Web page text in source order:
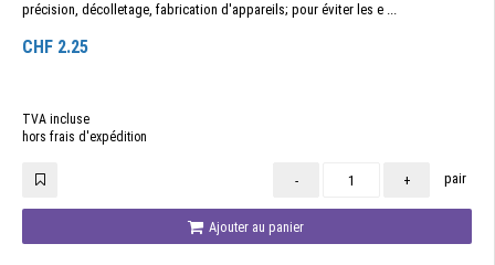
précision, décolletage, fabrication d'appareils; pour éviter les e ...
CHF 2.25
TVA incluse
hors frais d'expédition
- + pair
Ajouter au panier